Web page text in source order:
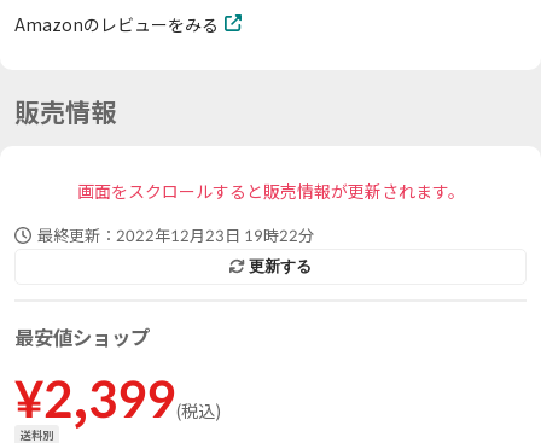
Amazonのレビューをみる
販売情報
画面をスクロールすると販売情報が更新されます。
最終更新： 2022年12月23日 19時22分
更新する
最安値ショップ
¥2,399(税込)
送料別